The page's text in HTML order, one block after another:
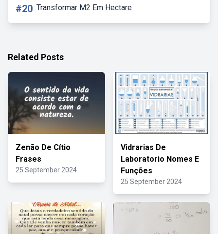
#20 Transformar M2 Em Hectare
Related Posts
Zenão De Cítio
Frases
25 September 2024
Vidrarias De
Laboratorio Nomes E
Funções
25 September 2024